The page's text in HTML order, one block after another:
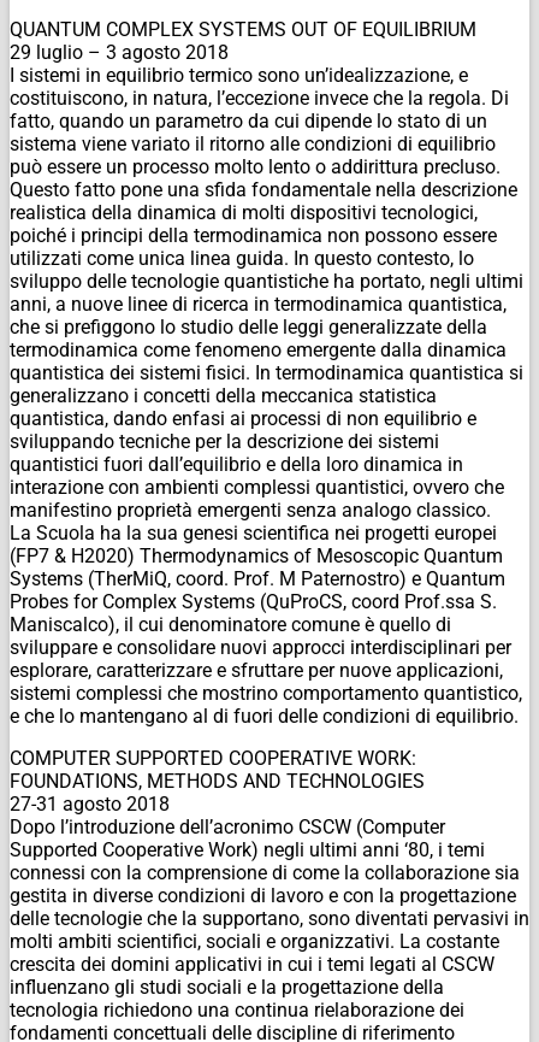
QUANTUM COMPLEX SYSTEMS OUT OF EQUILIBRIUM
29 luglio – 3 agosto 2018
I sistemi in equilibrio termico sono un’idealizzazione, e
costituiscono, in natura, l’eccezione invece che la regola. Di
fatto, quando un parametro da cui dipende lo stato di un
sistema viene variato il ritorno alle condizioni di equilibrio
può essere un processo molto lento o addirittura precluso.
Questo fatto pone una sfida fondamentale nella descrizione
realistica della dinamica di molti dispositivi tecnologici,
poiché i principi della termodinamica non possono essere
utilizzati come unica linea guida. In questo contesto, lo
sviluppo delle tecnologie quantistiche ha portato, negli ultimi
anni, a nuove linee di ricerca in termodinamica quantistica,
che si prefiggono lo studio delle leggi generalizzate della
termodinamica come fenomeno emergente dalla dinamica
quantistica dei sistemi fisici. In termodinamica quantistica si
generalizzano i concetti della meccanica statistica
quantistica, dando enfasi ai processi di non equilibrio e
sviluppando tecniche per la descrizione dei sistemi
quantistici fuori dall’equilibrio e della loro dinamica in
interazione con ambienti complessi quantistici, ovvero che
manifestino proprietà emergenti senza analogo classico.
La Scuola ha la sua genesi scientifica nei progetti europei
(FP7 & H2020) Thermodynamics of Mesoscopic Quantum
Systems (TherMiQ, coord. Prof. M Paternostro) e Quantum
Probes for Complex Systems (QuProCS, coord Prof.ssa S.
Maniscalco), il cui denominatore comune è quello di
sviluppare e consolidare nuovi approcci interdisciplinari per
esplorare, caratterizzare e sfruttare per nuove applicazioni,
sistemi complessi che mostrino comportamento quantistico,
e che lo mantengano al di fuori delle condizioni di equilibrio.
COMPUTER SUPPORTED COOPERATIVE WORK:
FOUNDATIONS, METHODS AND TECHNOLOGIES
27-31 agosto 2018
Dopo l’introduzione dell’acronimo CSCW (Computer
Supported Cooperative Work) negli ultimi anni ‘80, i temi
connessi con la comprensione di come la collaborazione sia
gestita in diverse condizioni di lavoro e con la progettazione
delle tecnologie che la supportano, sono diventati pervasivi in
molti ambiti scientifici, sociali e organizzativi. La costante
crescita dei domini applicativi in cui i temi legati al CSCW
influenzano gli studi sociali e la progettazione della
tecnologia richiedono una continua rielaborazione dei
fondamenti concettuali delle discipline di riferimento